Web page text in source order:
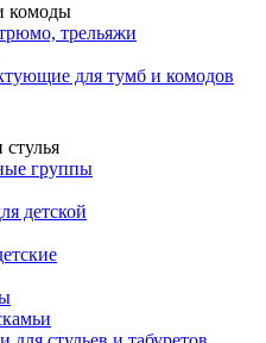
комоды
трельяжи
для тумб и комодов
группы
детской